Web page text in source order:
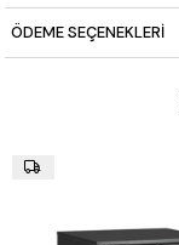
ÖDEME SEÇENEKLERI